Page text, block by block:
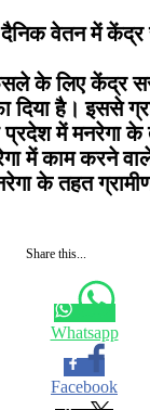
वेतन में केंद्र
के लिए केंद्र
है। इससे
प्रदेश में
में काम
के तहत
Share this...
Whatsapp
Facebook